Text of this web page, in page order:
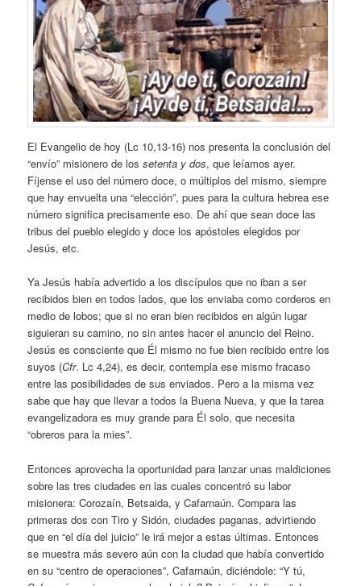
El Evangelio de hoy (Lc 10,13-16) nos presenta la conclusión del
“envío” misionero de lossetenta y dos, que leíamos ayer.
Fíjense el uso del número doce, o múltiplos del mismo, siempre
que hay envuelta una “elección”, pues para la cultura hebrea ese
número significa precisamente eso. De ahí que sean doce las
tribus del pueblo elegido y doce los apóstoles elegidos por
Jesús, etc.
Ya Jesús había advertido a los discípulos que no iban a ser
recibidos bien en todos lados, que los enviaba como corderos en
medio de lobos; que si no eran bien recibidos en algún lugar
siguieran su camino, no sin antes hacer el anuncio del Reino.
Jesús es consciente que Él mismo no fue bien recibido entre los
suyos (Cfr. Lc 4,24), es decir, contempla ese mismo fracaso
entre las posibilidades de sus enviados. Pero a la misma vez
sabe que hay que llevar a todos la Buena Nueva, y que la tarea
evangelizadora es muy grande para Él solo, que necesita
“obreros para la mies”.
Entonces aprovecha la oportunidad para lanzar unas maldiciones
sobre las tres ciudades en las cuales concentró su labor
misionera: Corozaín, Betsaida, y Cafarnaún. Compara las
primeras dos con Tiro y Sidón, ciudades paganas, advirtiendo
que en “el día del juicio” le irá mejor a estas últimas. Entonces
se muestra más severo aún con la ciudad que había convertido
en su “centro de operaciones”, Cafarnaún, diciéndole: “Y tú,